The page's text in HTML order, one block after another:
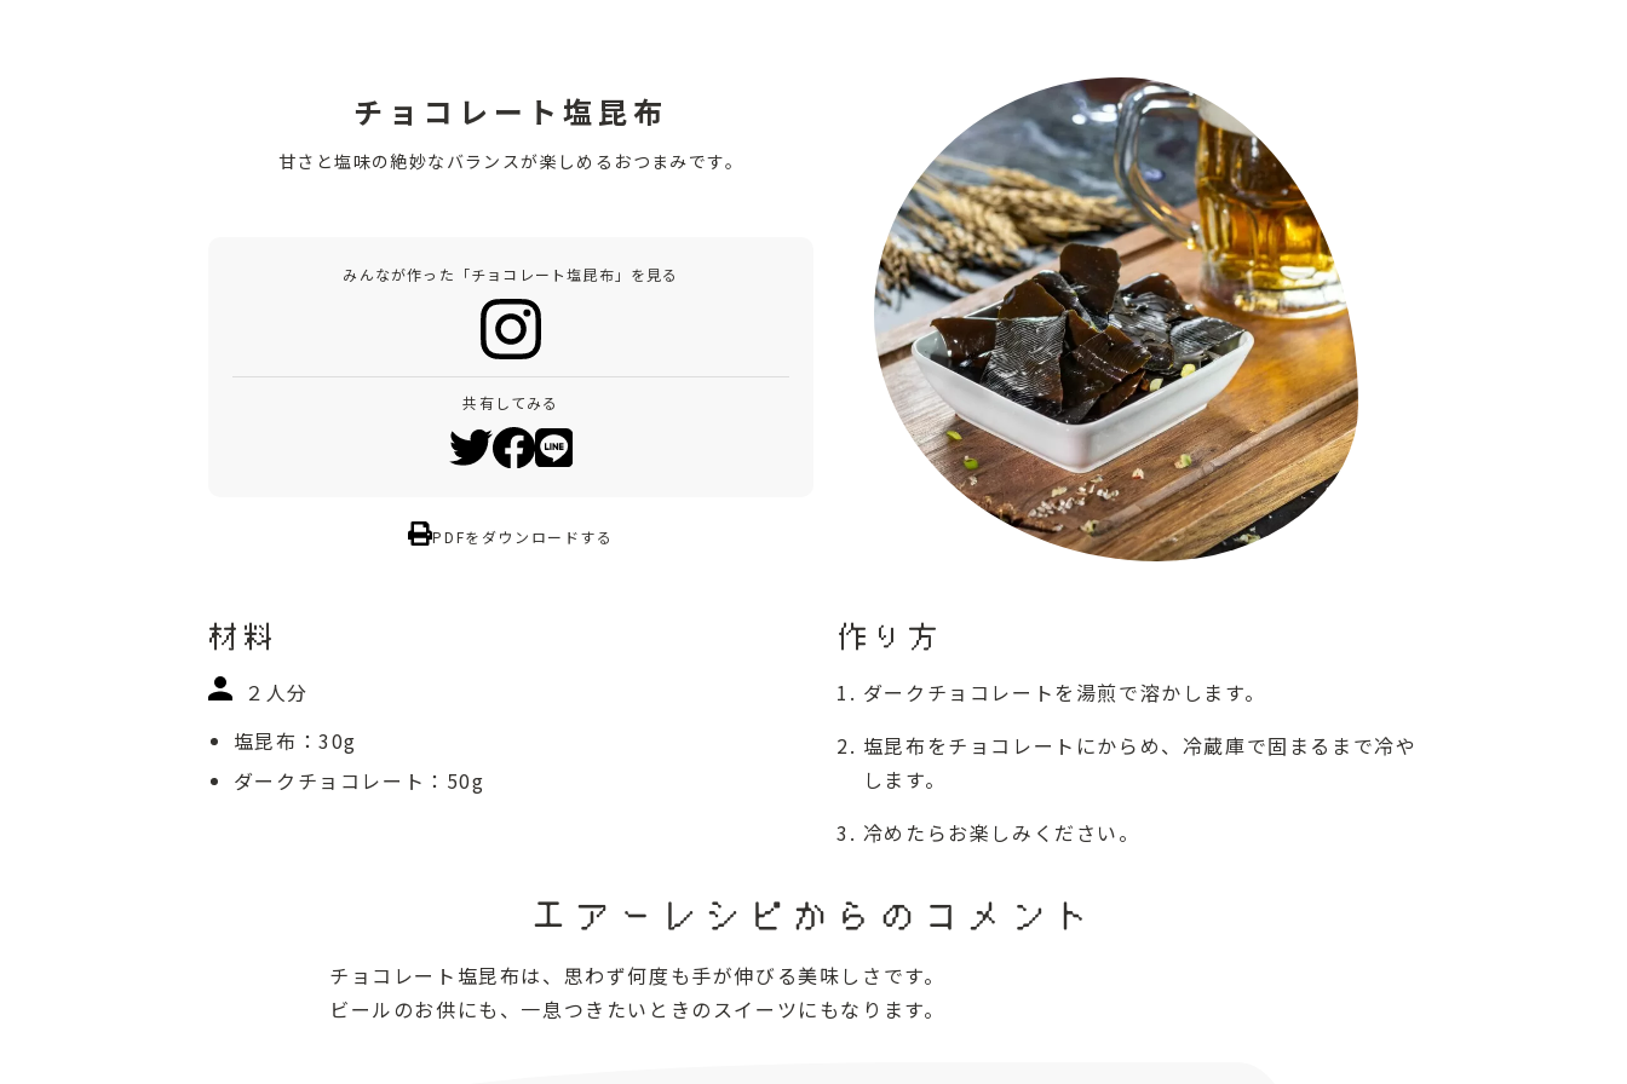
チョコレート塩昆布
甘さと塩味の絶妙なバランスが楽しめるおつまみです。
みんなが作った「チョコレート塩昆布」を見る
共有してみる
PDFをダウンロードする
材料
２人分
塩昆布：30g
ダークチョコレート：50g
作り方
ダークチョコレートを湯煎で溶かします。
塩昆布をチョコレートにからめ、冷蔵庫で固まるまで冷や
します。
冷めたらお楽しみください。
エアーレシピからのコメント
チョコレート塩昆布は、思わず何度も手が伸びる美味しさです。
ビールのお供にも、一息つきたいときのスイーツにもなります。